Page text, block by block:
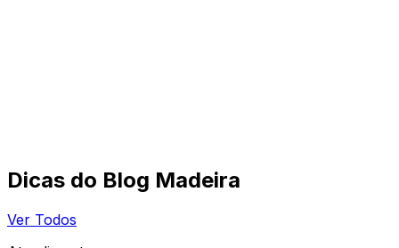
Dicas do Blog Madeira
Ver Todos